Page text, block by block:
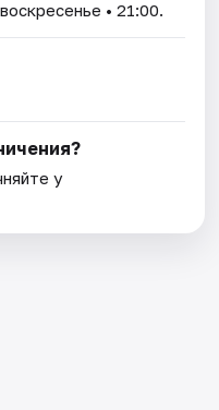
воскресенье • 21:00.
у